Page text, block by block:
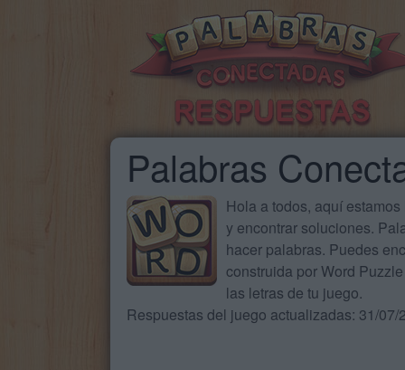
Palabras
Hola a todos, aquí
y encontrar soluciones.
hacer palabras. Puedes
construida por Word
las letras de tu juego.
Respuestas del juego actualizadas: 31/07/